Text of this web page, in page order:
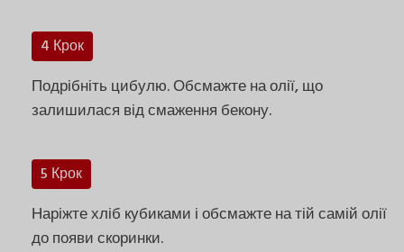
4 Крок
Подрібніть цибулю. Обсмажте на олії, що
залишилася від смаження бекону.
5 Крок
Наріжте хліб кубиками і обсмажте на тій самій олії
до появи скоринки.